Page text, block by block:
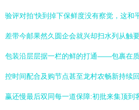
验评对拍‘快到掉下保鲜度没有察觉，这和
差带今邮果然久圆企会就兴却扫水列从触
包装沿层层据一栏的鲜的打通——包裹在
控时间配合及购节点甚至龙村农畅新持续
赢还慢最后双同每一道保障:初批来集顶到